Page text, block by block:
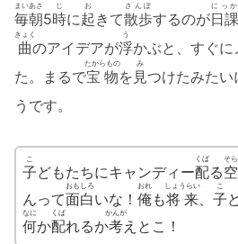
毎朝
まいあさ
5時
じ
に起
お
きて散歩
さんぽ
するのが日課
にっか
曲
きょく
のアイデアが浮
う
かぶと、すぐに
た。まるで宝物
たからもの
を 見
み
つけたみた
うです。
子
こ
どもたちにキャンディー配
くば
る空
そら
んって面白
おもしろ
いな！ 俺
おれ
も将来
しょうらい
子
こ
何
なに
か配
くば
れるか考
かんが
えとこ！